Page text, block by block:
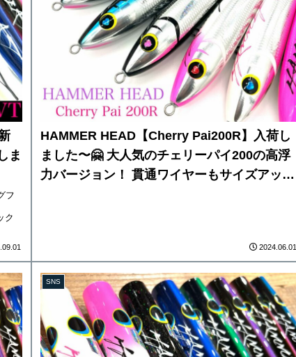
ま
フ
ク
HAMMER HEAD【Cherry Pai200R】入荷し
ました〜🤗 大人気のチェリーパイ200の高浮
力バージョン！ 貫通ワイヤーもサイズアップ
2024.06.01
SNS